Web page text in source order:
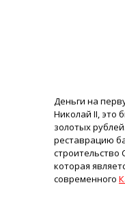
Деньги на
Николай II, это
золотых
реставрацию
строительство
которая
современного